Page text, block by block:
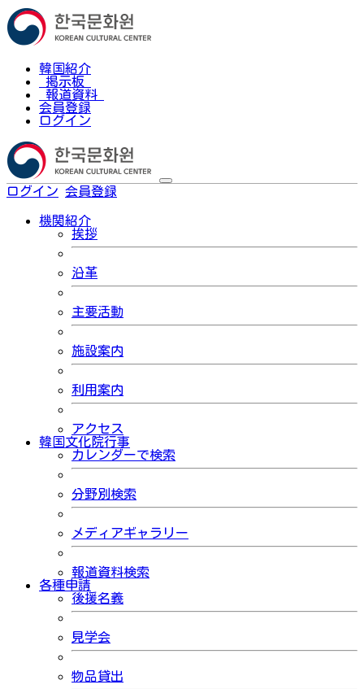
韓国紹介
掲示板
報道資料
会員登録
ログイン
ログイン 会員登録
機関紹介
挨拶
沿革
主要活動
施設案内
利用案内
アクセス
韓国文化院行事
カレンダーで検索
分野別検索
メディアギャラリー
報道資料検索
各種申請
後援名義
見学会
物品貸出